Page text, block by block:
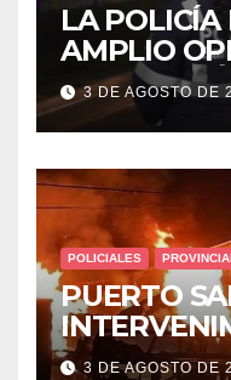
LA POLICÍA
AMPLIO
EN TODA
3 DE AGOSTO DE
POLICIALES
PUERTO
INCENDIO
3 DE AGOSTO DE